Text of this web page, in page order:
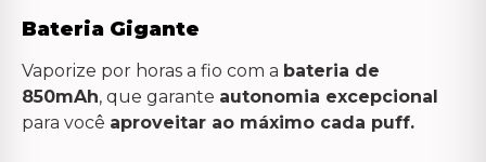
Bateria Gigante
Vaporize por horas a fio com a bateria de
850mAh, que garante autonomia excepcional
para você aproveitar ao máximo cada puff.